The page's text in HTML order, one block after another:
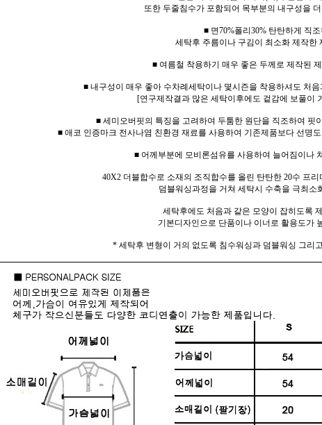
또한 두줄침수가 포함되어 목부분의 내구성을
■ 면70%폴리30% 탄탄하게 직조
세탁후 주름이나 구김이 최소화 제작한
■ 여름철 착용하기 매우 좋은 두께로 제작된
■ 내구성이 매우 좋아 수차례세탁이나 몇시즌을 착용하셔도 처
[연구제작결과 많은 세탁이후에도 겉감에 보풀이
■ 세미오버핏의 특징을 고려하여 두툼한 원단을 직조하여 핏
■ 애코 인증마크 전사나염 친환경 재료를 사용하여 기존제품보다 선명
■ 어께부분에 모비론섬유를 사용하여 늘어짐이나
40X2 더블합수로 소재의 조직합수를 올린 탄탄한 20수 프
덤블워싱과정을 거쳐 세탁시 수축을 극최소
세탁후에도 처음과 같은 모양이 잡히도록
기본디자인으로 단품이나 이너로 활용도가
* 세탁후 변형이 거의 없도록 침수워싱과 덤블워싱 그리